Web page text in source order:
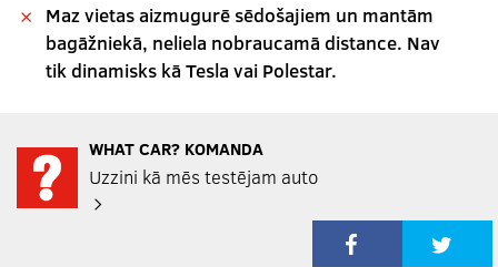
Maz vietas aizmugurē sēdošajiem un mantām
bagāžniekā, neliela nobraucamā distance. Nav
tik dinamisks kā Tesla vai Polestar.
WHAT CAR? KOMANDA
Uzzini kā mēs testējam auto